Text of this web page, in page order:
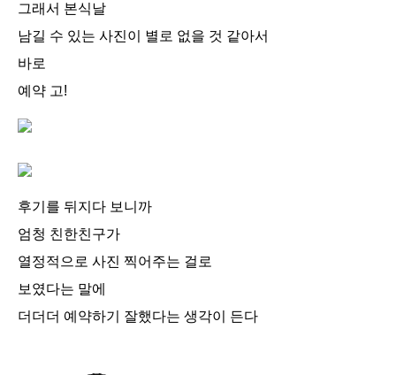
그래서 본식날
남길 수 있는 사진이 별로 없을 것 같아서
바로
예약 고!
후기를 뒤지다 보니까
엄청 친한친구가
열정적으로 사진 찍어주는 걸로
보였다는 말에
더더더 예약하기 잘했다는 생각이 든다